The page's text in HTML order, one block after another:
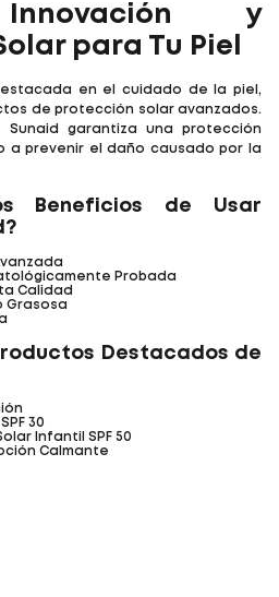
y
para Tu Piel
en el cuidado de la piel,
de protección solar avanzados.
Sunaid garantiza una protección
a prevenir el daño causado por la
Beneficios de Usar
Probada
Calidad
Grasosa
Destacados de
30
Infantil SPF 50
Calmante